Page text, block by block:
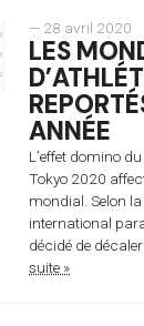
— 28 avril 2020
LES
ANNÉE
L’effet domino
Tokyo 2020
mondial. Selon la
international
décidé de décaler
suite »